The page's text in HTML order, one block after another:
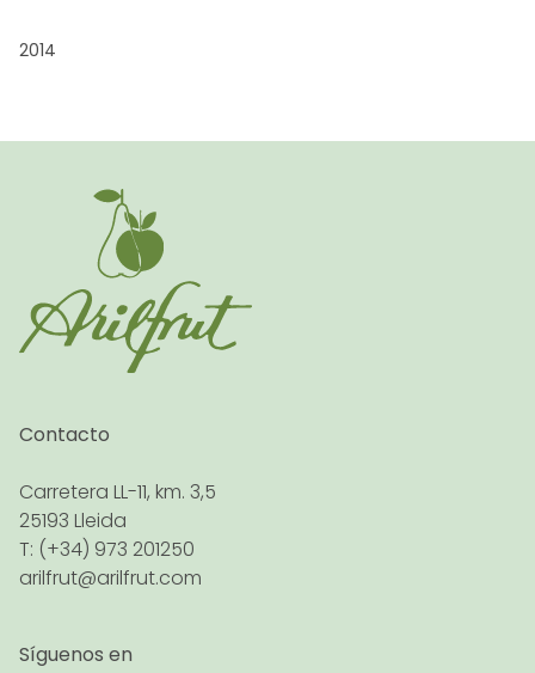
2014
Contacto
Carretera LL-11, km. 3,5
25193 Lleida
T: (+34) 973 201250
arilfrut@arilfrut.com
Síguenos en